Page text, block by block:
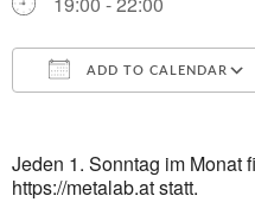
ADD TO CALENDAR
Jeden 1. Sonntag im Monat
https://metalab.at statt.